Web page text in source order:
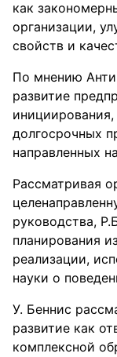
как
организации,
свойств и
По мнению
развитие
долгосрочных
направленных
Рассматривая
руководства,
планирования
реализации,
науки о
У. Беннис
развитие как
комплексной